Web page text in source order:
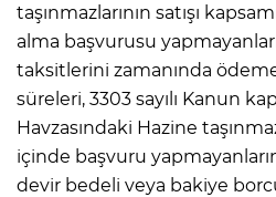
taşınmazlarının satışı
alma başvurusu
taksitlerini zamanında
süreleri, 3303 sayılı Kanun
Havzasındaki Hazine
içinde başvuru
devir bedeli veya bakiye